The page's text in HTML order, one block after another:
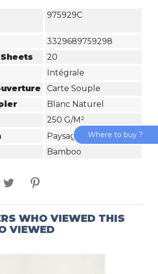
975929C
3329689759298
20
Intégrale
Carte Souple
Blanc Naturel
250 G/m²
Paysage
Bamboo
WHO VIEWED THIS
VIEWED
Where to buy ?